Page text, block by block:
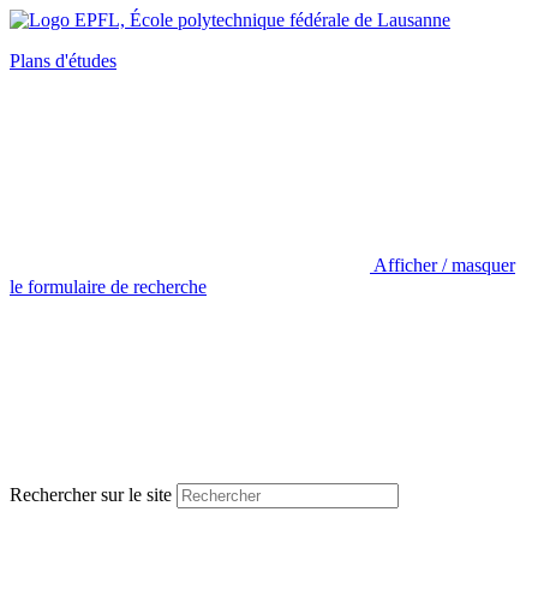
Plans d'études
Afficher / masquer
le formulaire de recherche
Rechercher sur le site